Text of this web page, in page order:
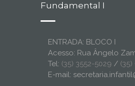
Fundamental I
ENTRADA: BLOCO I
Acesso: Rua Ângelo
Tel: (35) 3552-5029 /
E-mail: